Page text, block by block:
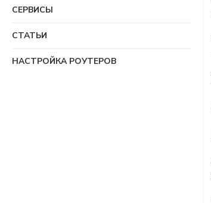
СЕРВИСЫ
СТАТЬИ
НАСТРОЙКА РОУТЕРОВ